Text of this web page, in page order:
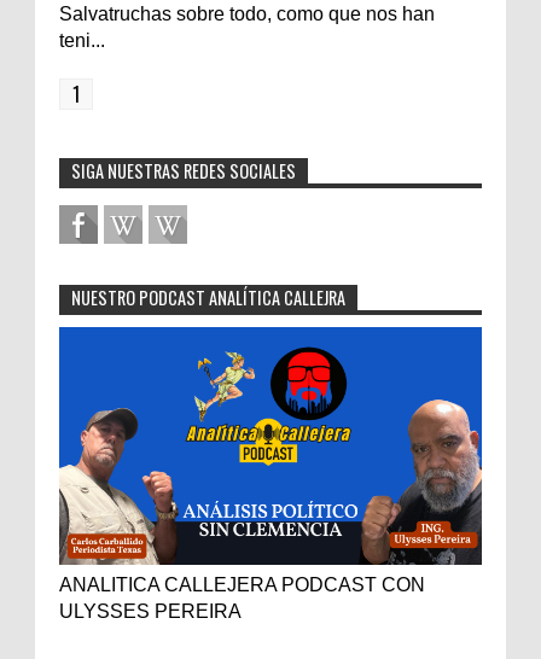
Salvatruchas sobre todo, como que nos han
teni...
1
SIGA NUESTRAS REDES SOCIALES
NUESTRO PODCAST ANALÍTICA CALLEJRA
ANALITICA CALLEJERA PODCAST CON
ULYSSES PEREIRA